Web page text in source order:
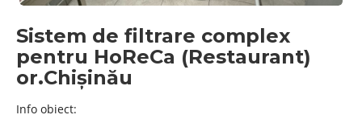
Sistem de filtrare complex
pentru HoReCa (Restaurant)
or.Chișinău
Info obiect: